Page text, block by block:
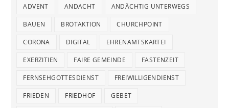
ADVENT ANDACHT ANDÄCHTIG UNTERWEGS
BAUEN BROTAKTION CHURCHPOINT
CORONA DIGITAL EHRENAMTSKARTEI
EXERZITIEN FAIRE GEMEINDE FASTENZEIT
FERNSEHGOTTESDIENST FREIWILLIGENDIENST
FRIEDEN FRIEDHOF GEBET